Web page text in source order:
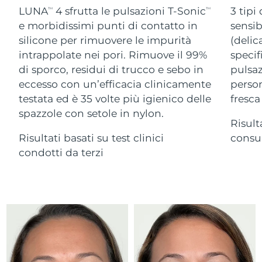
LUNATM 4 sfrutta le pulsazioni T-SonicTM
e morbidissimi punti di contatto in
silicone per rimuovere le impurità
intrappolate nei pori. Rimuove il 99%
di sporco, residui di trucco e sebo in
eccesso con un’efficacia clinicamente
testata ed è 35 volte più igienico delle
spazzole con setole in nylon.
Risultati basati su test clinici
condotti da terzi
3 tipi
For healthy hair
18% PAP
Cosmetici Uomini
Vedi tutto
APP FOREO
Israele Consegna stimata 8/12/26
Italia Consegna stimata 8/8/26
Giappone Consegna stimata 8/11/26
Jersey Consegna stimata 8/13/26
8/10/26
Kuwait
Libano Consegna stimata8/9/26
Lituania Consegna stimata 8/8/26